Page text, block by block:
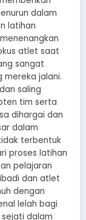
dalam
latihan
atlet saat
sangat
mereka jalani.
saling
tim serta
dihargai dan
dalam
terbentuk
proses latihan
pelajaran
dan atlet
dengan
lelah bagi
dalam